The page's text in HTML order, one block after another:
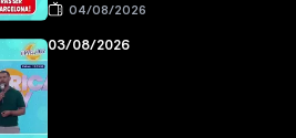
04/08/2026
03/08/2026